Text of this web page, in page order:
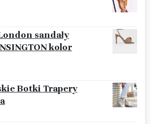
sandały
kolor
Botki Trapery